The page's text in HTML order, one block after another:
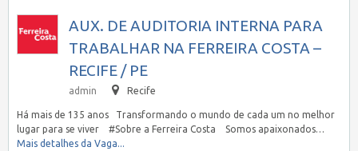
AUX. DE AUDITORIA INTERNA PARA
TRABALHAR NA FERREIRA COSTA –
RECIFE / PE
admin Recife
Há mais de 135 anos Transformando o mundo de cada um no melhor
lugar para se viver #Sobre a Ferreira Costa Somos apaixonados…
Mais detalhes da Vaga...